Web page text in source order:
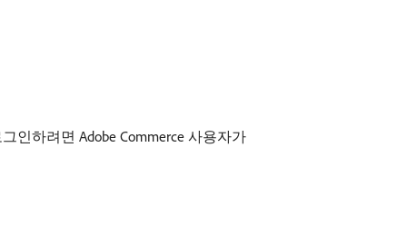
인하려면 Adobe Commerce 사용자가